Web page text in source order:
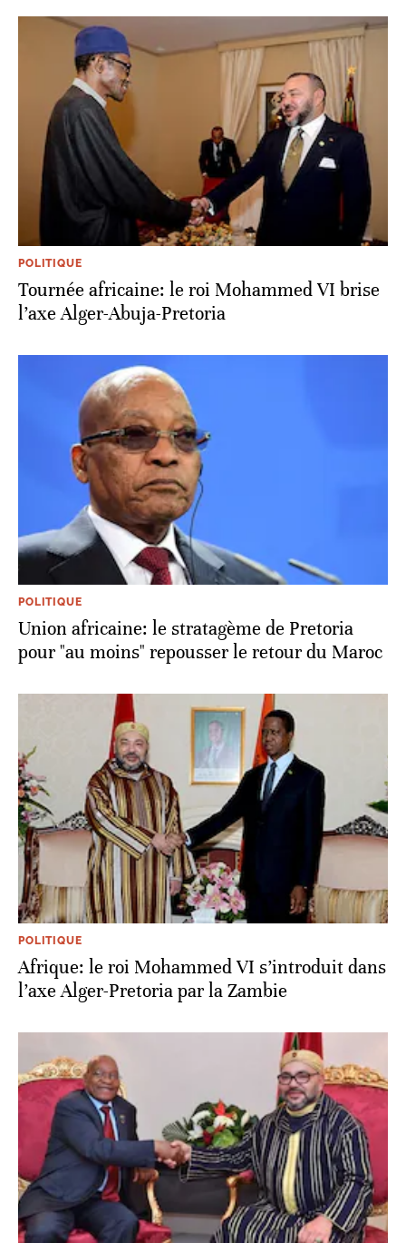
POLITIQUE
Tournée africaine: le roi Mohammed VI brise
l’axe Alger-Abuja-Pretoria
POLITIQUE
Union africaine: le stratagème de Pretoria
pour "au moins" repousser le retour du Maroc
POLITIQUE
Afrique: le roi Mohammed VI s’introduit dans
l’axe Alger-Pretoria par la Zambie